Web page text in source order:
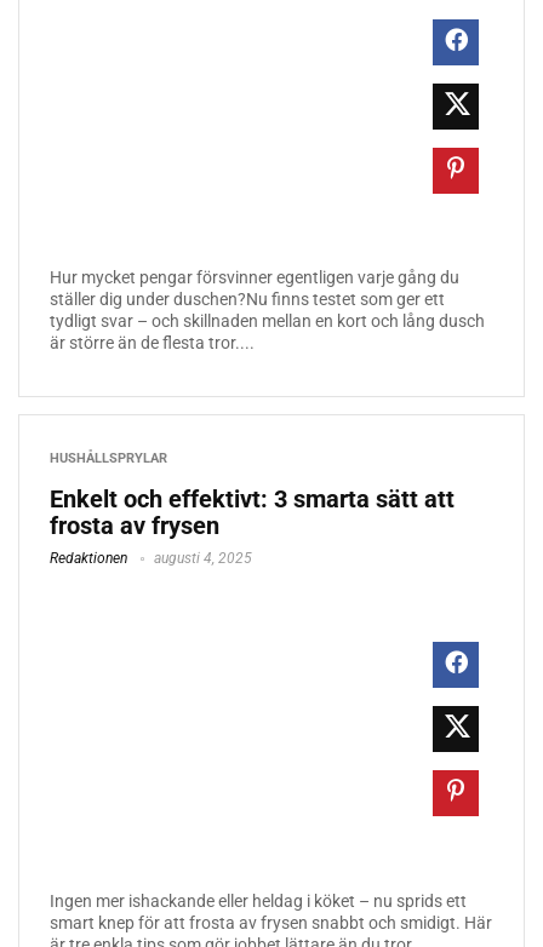
Hur mycket pengar försvinner egentligen varje gång du
ställer dig under duschen?Nu finns testet som ger ett
tydligt svar – och skillnaden mellan en kort och lång dusch
är större än de flesta tror....
HUSHÅLLSPRYLAR
Enkelt och effektivt: 3 smarta sätt att
frosta av frysen
Redaktionen augusti 4, 2025
Ingen mer ishackande eller heldag i köket – nu sprids ett
smart knep för att frosta av frysen snabbt och smidigt. Här